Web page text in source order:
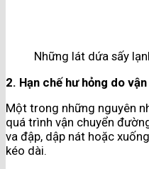
Những lát dứa sấy
2. Hạn chế hư hỏng do
Một trong những nguyên
quá trình vận chuyển
va đập, dập nát hoặc
kéo dài.